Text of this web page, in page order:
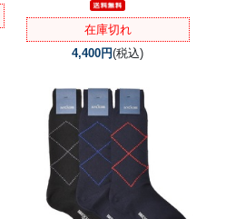
在庫切れ
4,400円(税込)